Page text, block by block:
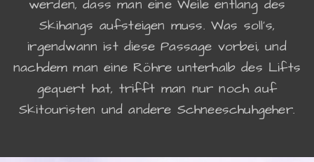
werden, dass man eine Weile entlang des
Skihangs aufsteigen muss. Was soll's,
irgendwann ist diese Passage vorbei, und
nachdem man eine Röhre unterhalb des Lifts
gequert hat, trifft man nur noch auf
Skitouristen und andere Schneeschuhgeher.